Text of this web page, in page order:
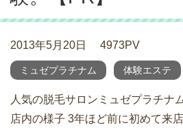
2013年5月20日 4973PV
ミュゼプラチナム 体験エステ
人気の脱毛サロンミュゼプラチナ
店内の様子 3年ほど前に初めて来